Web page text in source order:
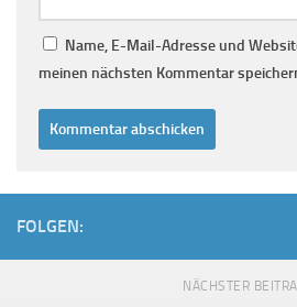
Name, E-Mail-Adresse und
meinen nächsten Kommentar
FOLGEN:
NÄCHSTER